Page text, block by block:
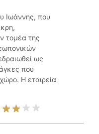
Ιωάννης, που
τομέα της
ως
που
Η εταιρεία